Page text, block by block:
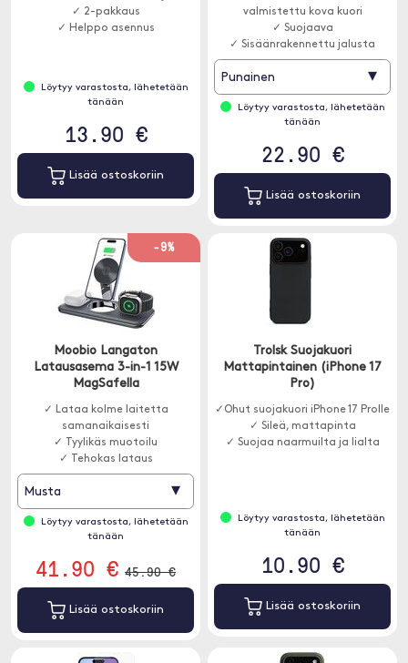
✓ 2-pakkaus
✓ Helppo asennus
Löytyy varastosta, lähetetään
tänään
13.90 €
Lisää ostoskoriin
valmistettu kova kuori
✓ Suojaava
✓ Sisäänrakennettu jalusta
Punainen ▾
Löytyy varastosta, lähetetään
tänään
22.90 €
Lisää ostoskoriin
-9%
Moobio Langaton
Latausasema 3-in-1 15W
MagSafella
✓ Lataa kolme laitetta
samanaikaisesti
✓ Tyylikäs muotoilu
✓ Tehokas lataus
Musta ▾
Löytyy varastosta, lähetetään
tänään
41.90 € 45.90 €
Lisää ostoskoriin
Trolsk Suojakuori
Mattapintainen (iPhone 17
Pro)
✓Ohut suojakuori iPhone 17 Prolle
✓ Sileä, mattapinta
✓ Suojaa naarmuilta ja lialta
Löytyy varastosta, lähetetään
tänään
10.90 €
Lisää ostoskoriin